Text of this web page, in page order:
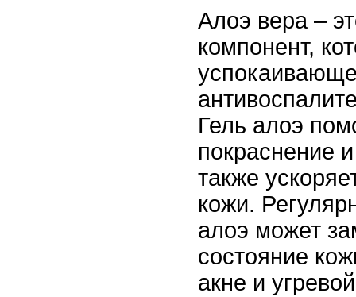
Алоэ вера –
компонент,
Гель алоэ
покраснение
также
кожи.
алоэ может
состояние
акне и